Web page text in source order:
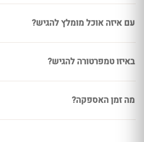
עם איזה אוכל מומלץ להגיש?
באיזו טמפרטורה להגיש?
מה זמן האספקה?